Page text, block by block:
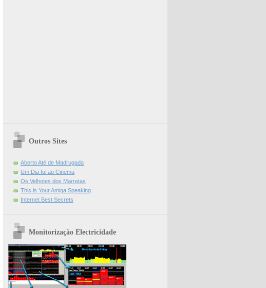
Outros Sites
Aberto Até de Madrugada
Um Dia fui ao Cinema
Os Velhotes dos Marretas
This is Your Amiga Speaking
Internet Best Secrets
Monitorização Electricidade